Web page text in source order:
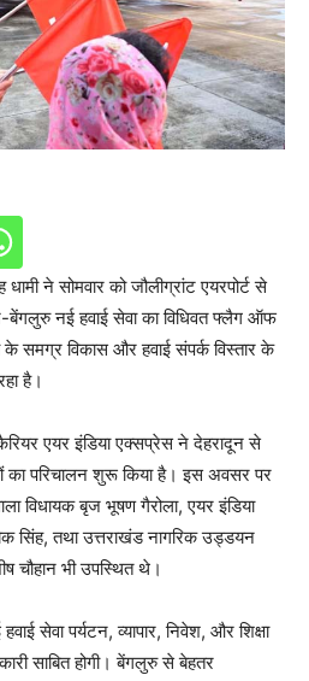
ने सोमवार को जौलीग्रांट एयरपोर्ट से
बेंगलुरु नई हवाई सेवा का विधिवत फ्लैग ऑफ
समग्र विकास और हवाई संपर्क विस्तार के
है।
एयर इंडिया एक्सप्रेस ने देहरादून से
का परिचालन शुरू किया है। इस अवसर पर
विधायक बृज भूषण गैरोला, एयर इंडिया
तथा उत्तराखंड नागरिक उड्डयन
चौहान भी उपस्थित थे।
सेवा पर्यटन, व्यापार, निवेश, और शिक्षा
साबित होगी। बेंगलुरु से बेहतर